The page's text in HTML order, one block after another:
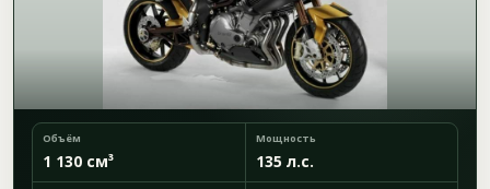
Объём
1 130 см³
Мощность
135 л.с.